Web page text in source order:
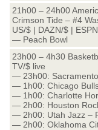
21h00 – 24h00
Crimson Tide – #4
US/$ | DAZN/$ |
— Peach Bowl
23h00 – 4h30
TV/$ live
— 23h00:
— 1h00: Chicago
— 1h00: Charlotte
— 2h00: Houston
— 2h00: Utah Jazz –
— 2h00: Oklahoma